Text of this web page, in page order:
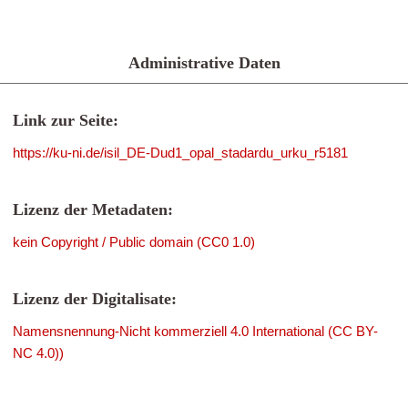
Administrative Daten
Link zur Seite:
https://ku-ni.de/isil_DE-Dud1_opal_stadardu_urku_r5181
Lizenz der Metadaten:
kein Copyright / Public domain (CC0 1.0)
Lizenz der Digitalisate:
Namensnennung-Nicht kommerziell 4.0 International (CC BY-
NC 4.0))